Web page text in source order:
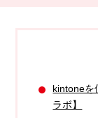
kintoneを
ラボ】